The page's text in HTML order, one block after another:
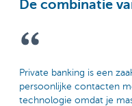
De combinatie
Private banking is een
persoonlijke contacten
technologie omdat je